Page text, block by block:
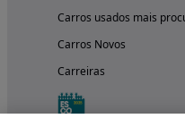
Carros usados mais
Carros Novos
Carreiras